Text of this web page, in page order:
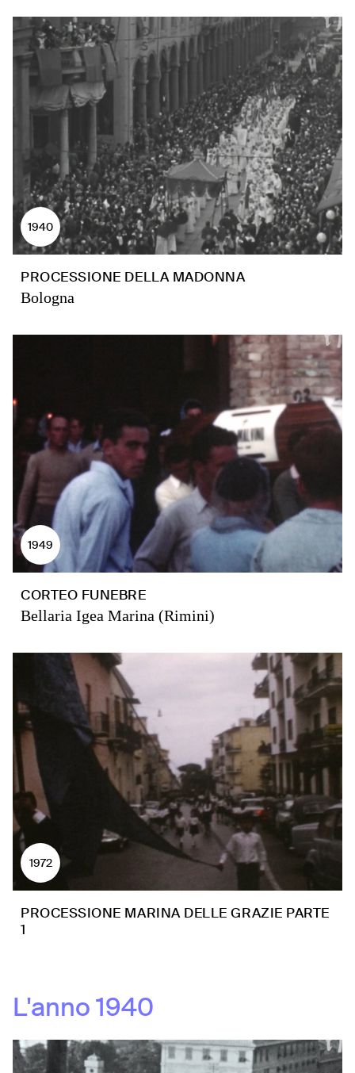
1940
PROCESSIONE DELLA MADONNA
Bologna
1949
CORTEO FUNEBRE
Bellaria Igea Marina (Rimini)
1972
PROCESSIONE MARINA DELLE GRAZIE PARTE
1
L'anno1940